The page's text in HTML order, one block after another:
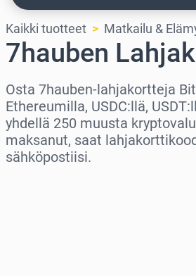
Kaikki tuotteet Matkailu &
7hauben
Osta 7hauben-lahjakortteja
Ethereumilla, USDC:llä,
yhdellä 250 muusta
maksanut, saat
sähköpostiisi.